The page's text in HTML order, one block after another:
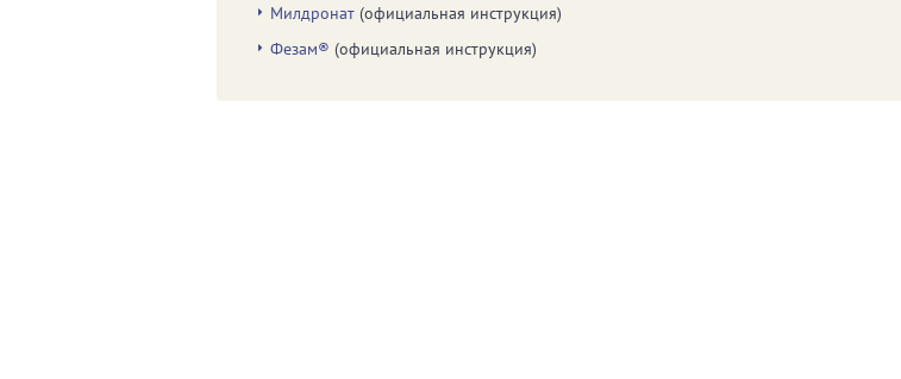
Милдронат (официальная инструкция)
Фезам® (официальная инструкция)